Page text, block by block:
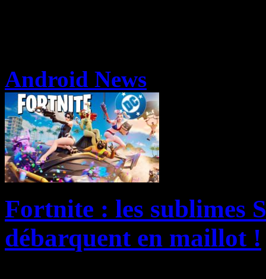
Android News
Fortnite : les sublimes
débarquent en maillot !